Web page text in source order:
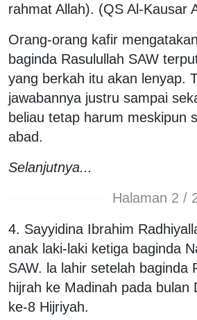
rahmat Allah). (QS Al-Kausar
Orang-orang kafir
baginda Rasulullah SAW
yang berkah itu akan lenyap.
jawabannya justru sampai
beliau tetap harum meskipun
abad.
Selanjutnya...
Halaman 2 /
4. Sayyidina Ibrahim
anak laki-laki ketiga baginda
SAW. la lahir setelah baginda
hijrah ke Madinah pada bulan
ke-8 Hijriyah.